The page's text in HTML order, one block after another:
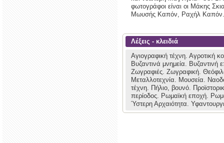
φωτογράφοι είναι οι Μάκης
Μωυσής Καπόν, Ραχήλ Καπόν.
Λέξεις - κλειδιά
Αγιογραφική τέχνη. Αγροτική
Βυζαντινά μνημεία. Βυζαντινή
Ζωγραφιές. Ζωγραφική.
Μεταλλοτεχνία. Μουσεία.
τέχνη. Πήλιο, βουνό.
περίοδος. Ρωμαϊκή εποχή.
Ύστερη Αρχαιότητα.